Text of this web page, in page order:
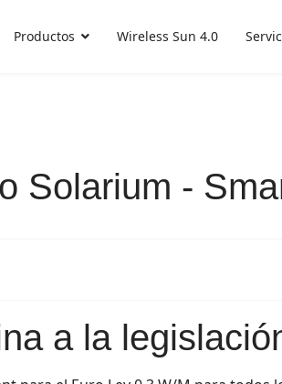
Productos Wireless Sun 4.0
Solarium -
a la